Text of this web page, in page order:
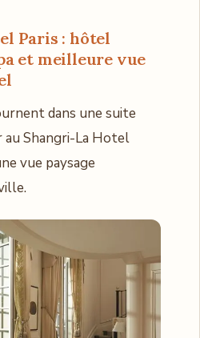
Paris : hôtel
et meilleure vue
dans une suite
au Shangri-La Hotel
vue paysage